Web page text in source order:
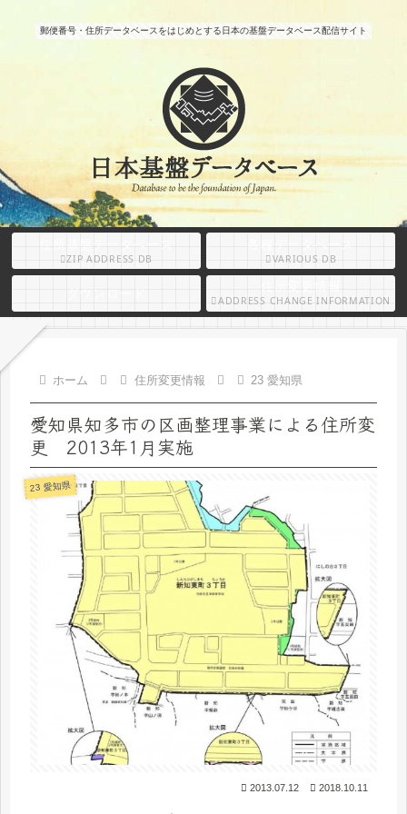
郵便番号・住所データベースをはじめとする日本の基盤データベース配信サイト
住所基盤データベース
ZIP ADDRESS DB VARIOUS DB
ADDRESS CHANGE INFORMATION
ホーム 住所変更情報 23 愛知県
愛知県知多市の区画整理事業による住所変
更 2013年1月実施
23 愛知県
2013.07.12 2018.10.11